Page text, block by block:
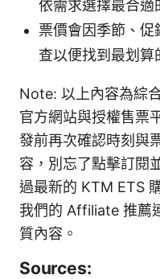
依需求選擇最合適
票價會因季節、
查以便找到最划算
Note: 以上內容為綜
官方網站與授權售票
發前再次確認時刻與
容，別忘了點擊訂閱
過最新的 KTM ETS
我們的 Affiliate 推薦
質內容。
Sources: